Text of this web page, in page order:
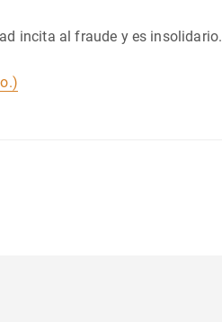
incita al fraude y es insolidario.